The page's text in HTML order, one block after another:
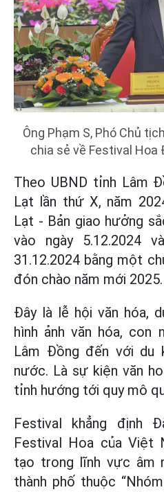
Ông Phạm S, Phó Chủ
chia sẻ về Festival Hoa
Theo UBND tỉnh Lâm
Lạt lần thứ X, năm
Lạt - Bản giao hưởng
vào ngày 5.12.2024
31.12.2024 bằng một
đón chào năm mới 2025.
Đây là lễ hội văn hóa,
hình ảnh văn hóa, con
Lâm Đồng đến với du
nước. Là sự kiện văn
tỉnh hướng tới quy mô
Festival khẳng định
Festival Hoa của Việt
tạo trong lĩnh vực âm
thành phố thuộc